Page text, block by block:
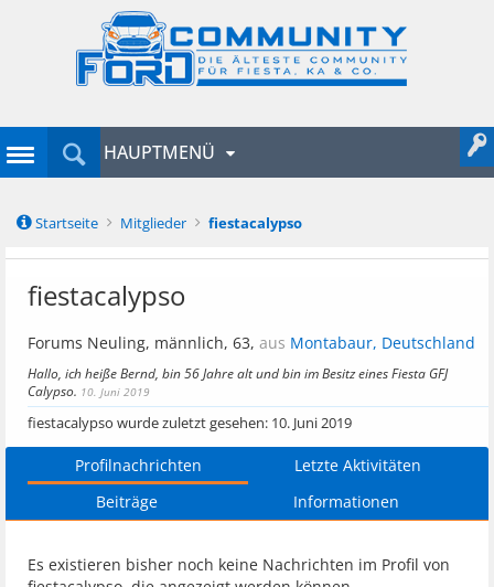
Startseite Mitglieder fiestacalypso
fiestacalypso
Forums Neuling, männlich, 63, aus Montabaur, Deutschland
Hallo, ich heiße Bernd, bin 56 Jahre alt und bin im Besitz eines Fiesta GFJ
Calypso. 10. Juni 2019
fiestacalypso wurde zuletzt gesehen: 10. Juni 2019
Profilnachrichten
Letzte Aktivitäten
Beiträge
Informationen
Es existieren bisher noch keine Nachrichten im Profil von
HAUPTMENÜ